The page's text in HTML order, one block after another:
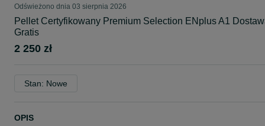
Odświeżono dnia 03 sierpnia 2026
Pellet Certyfikowany Premium Selection ENplus A1
Gratis
2 250 zł
Stan: Nowe
OPIS